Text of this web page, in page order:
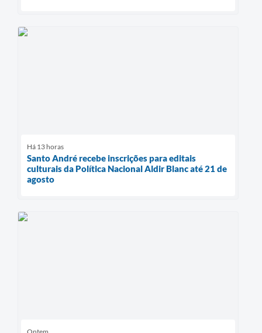
Há 13 horas
Santo André recebe inscrições para editais
culturais da Política Nacional Aldir Blanc até 21 de
agosto